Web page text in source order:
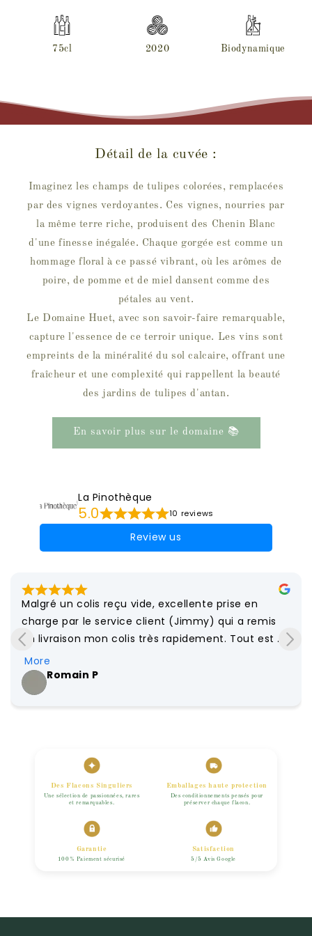
75cl 2020 Biodynamique
Détail de la cuvée :
Imaginez les champs de tulipes colorées, remplacées
par des vignes verdoyantes. Ces vignes, nourries par
la même terre riche, produisent des Chenin Blanc
d'une finesse inégalée. Chaque gorgée est comme un
hommage floral à ce passé vibrant, où les arômes de
poire, de pomme et de miel dansent comme des
pétales au vent.
Le Domaine Huet, avec son savoir-faire remarquable,
capture l'essence de ce terroir unique. Les vins sont
empreints de la minéralité du sol calcaire, offrant une
fraîcheur et une complexité qui rappellent la beauté
des jardins de tulipes d'antan.
En savoir plus sur le domaine 📚
La Pinothèque
5.0 10 reviews
Review us
Malgré un colis reçu vide, excellente prise en
charge par le service client (Jimmy) qui a remis
en livraison mon colis très rapidement. Tout est
conforme.
À recommander !
More
Romain P
Des Flacons Singuliers
Une sélection de passionnées, rares
et remarquables.
Emballages haute protection
Des conditionnements pensés pour
préserver chaque flacon.
Garantie
100% Paiement sécurisé
Satisfaction
5/5 Avis Google